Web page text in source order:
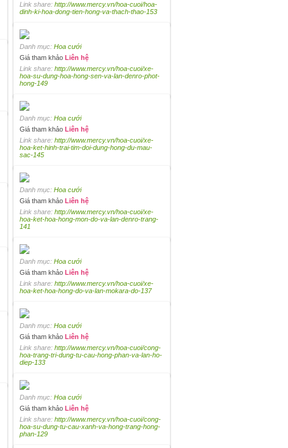
Link share: http://www.mercy.vn/hoa-cuoi/hoa-
dinh-ki-hoa-dong-tien-hong-va-thach-thao-153
Danh mục: Hoa cưới
Giá tham khảo Liên hệ
Link share: http://www.mercy.vn/hoa-cuoi/xe-
hoa-su-dung-hoa-hong-sen-va-lan-denro-phot-
hong-149
Danh mục: Hoa cưới
Giá tham khảo Liên hệ
Link share: http://www.mercy.vn/hoa-cuoi/xe-
hoa-ket-hinh-trai-tim-doi-dung-hong-du-mau-
sac-145
Danh mục: Hoa cưới
Giá tham khảo Liên hệ
Link share: http://www.mercy.vn/hoa-cuoi/xe-
hoa-ket-hoa-hong-mon-do-va-lan-denro-trang-
141
Danh mục: Hoa cưới
Giá tham khảo Liên hệ
Link share: http://www.mercy.vn/hoa-cuoi/xe-
hoa-ket-hoa-hong-do-va-lan-mokara-do-137
Danh mục: Hoa cưới
Giá tham khảo Liên hệ
Link share: http://www.mercy.vn/hoa-cuoi/cong-
hoa-trang-tri-dung-tu-cau-hong-phan-va-lan-ho-
diep-133
Danh mục: Hoa cưới
Giá tham khảo Liên hệ
Link share: http://www.mercy.vn/hoa-cuoi/cong-
hoa-su-dung-tu-cau-xanh-va-hong-trang-hong-
phan-129